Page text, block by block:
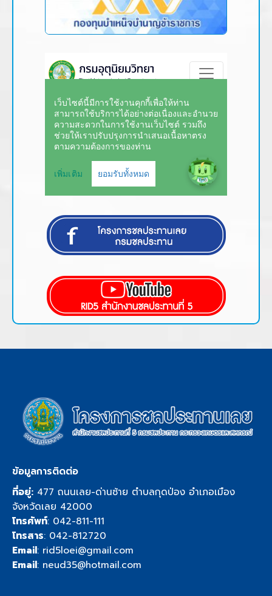
ข้อมูลการติดต่อ
ที่อยู่: 477 ถนนเลย-ด่านซ้าย ตำบลกุดป่อง อำเภอเมือง
จังหวัดเลย 42000
โทรศัพท์: 042-811-111
โทรสาร: 042-812720
Email: rid5loei@gmail.com
Email: neud35@hotmail.com